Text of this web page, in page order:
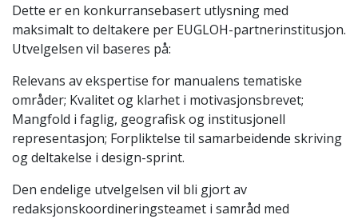
Dette er en konkurransebasert utlysning med
maksimalt to deltakere per EUGLOH-partnerinstitusjon.
Utvelgelsen vil baseres på:
Relevans av ekspertise for manualens tematiske
områder; Kvalitet og klarhet i motivasjonsbrevet;
Mangfold i faglig, geografisk og institusjonell
representasjon; Forpliktelse til samarbeidende skriving
og deltakelse i design-sprint.
Den endelige utvelgelsen vil bli gjort av
redaksjonskoordineringsteamet i samråd med